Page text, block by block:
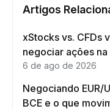
Artigos
xStocks vs. CFDs
negociar ações
6 de ago de 2026
Negociando EUR/
BCE e o que